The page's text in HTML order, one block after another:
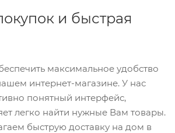
и быстрая
максимальное удобство
интернет-магазине. У нас
понятный интерфейс,
легко найти нужные Вам товары.
быструю доставку на дом в